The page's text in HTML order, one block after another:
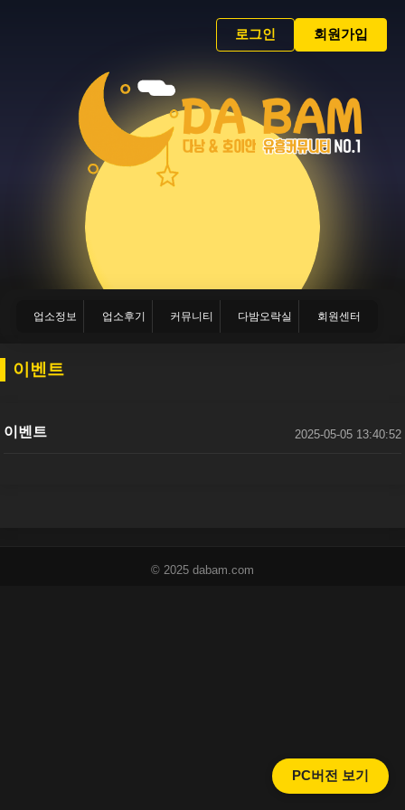
로그인 회원가입
업소정보 업소후기 커뮤니티 다밤오락실 회원센터
이벤트
이벤트 2025-05-05 13:40:52
© 2025 dabam.com
PC버전 보기